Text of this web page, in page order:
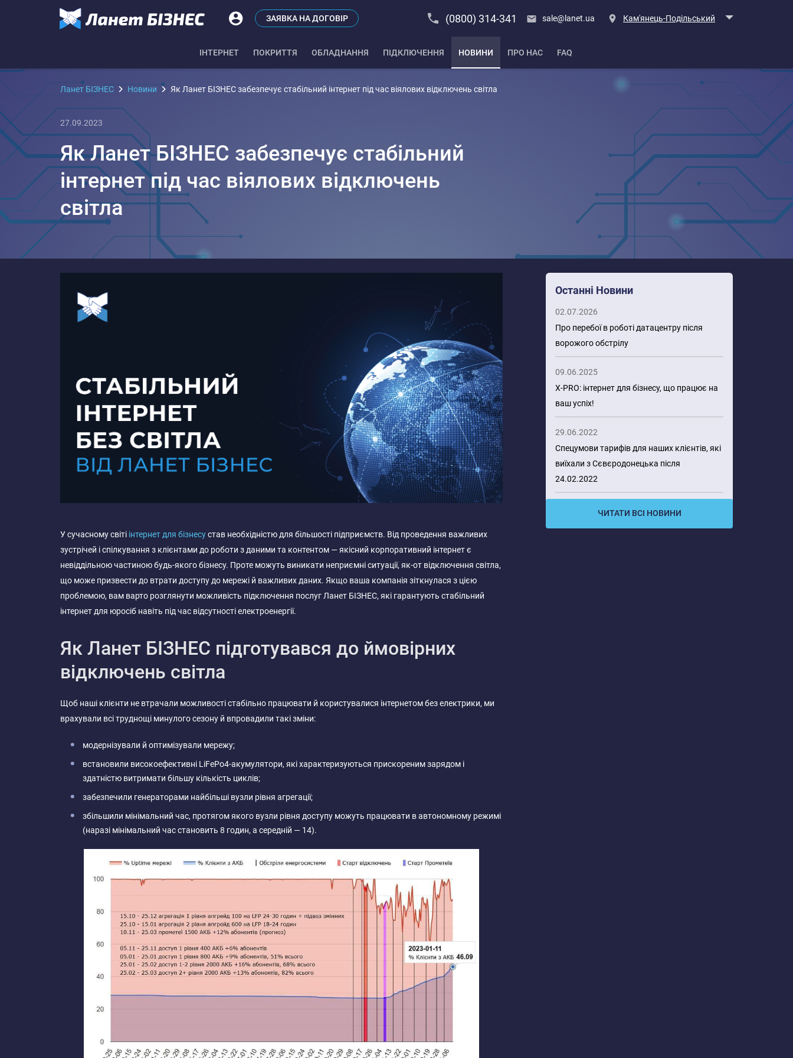
ЗАЯВКА НА ДОГОВІР (0800) 314-341 sale@lanet.ua Кам'янець-Подільський
IНТЕРНЕТ ПОКРИТТЯ ОБЛАДНАННЯ ПІДКЛЮЧЕННЯ НОВИНИ ПРО НАС FAQ
Ланет БІЗНЕС Новини Як Ланет БІЗНЕС забезпечує стабільний інтернет під час віялових відключень світла
27.09.2023
Як Ланет БІЗНЕС забезпечує стабільний
інтернет під час віялових відключень
світла
У сучасному світі інтернет для бізнесустав необхідністю для більшості підприємств. Від проведення важливих
зустрічей і спілкування з клієнтами до роботи з даними та контентом — якісний корпоративний інтернет є
невіддільною частиною будь-якого бізнесу. Проте можуть виникати неприємні ситуації, як-от відключення світла,
що може призвести до втрати доступу до мережі й важливих даних. Якщо ваша компанія зіткнулася з цією
проблемою, вам варто розглянути можливість підключення послуг Ланет БІЗНЕС, які гарантують стабільний
інтернет для юросіб навіть під час відсутності електроенергії.
Як Ланет БІЗНЕС підготувався до ймовірних
відключень світла
Щоб наші клієнти не втрачали можливості стабільно працювати й користувалися інтернетом без електрики, ми
врахували всі труднощі минулого сезону й впровадили такі зміни:
модернізували й оптимізували мережу;
встановили високоефективні LiFePo4-акумулятори, які характеризуються прискореним зарядом і
здатністю витримати більшу кількість циклів;
забезпечили генераторами найбільші вузли рівня агрегації;
збільшили мінімальний час, протягом якого вузли рівня доступу можуть працювати в автономному режимі
(наразі мінімальний час становить 8 годин, а середній — 14).
Останні Новини
02.07.2026
Про перебої в роботі датацентру після
ворожого обстрілу
09.06.2025
X-PRO: інтернет для бізнесу, що працює на
ваш успіх!
29.06.2022
Спецумови тарифів для наших клієнтів, які
виїхали з Сєвєродонецька після
24.02.2022
ЧИТАТИ ВСІ НОВИНИ